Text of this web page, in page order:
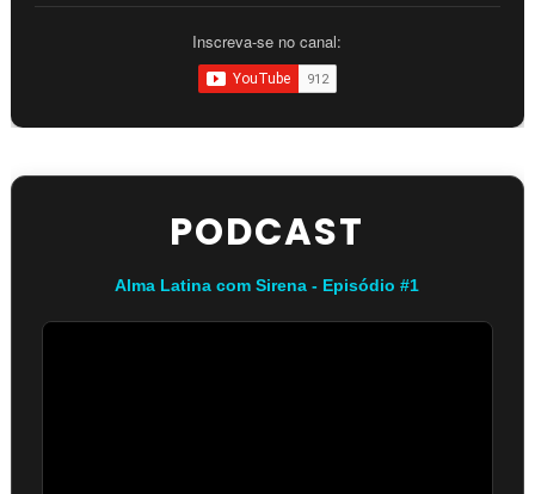
Inscreva-se no canal:
PODCAST
Alma Latina com Sirena - Episódio #1